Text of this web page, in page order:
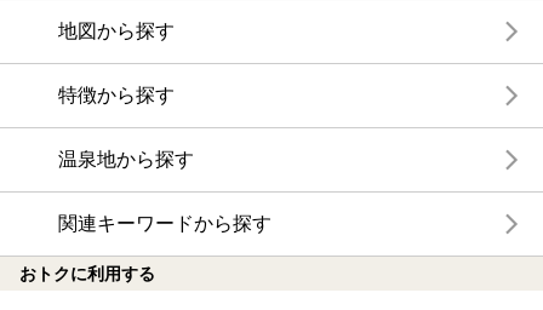
地図から探す
特徴から探す
温泉地から探す
関連キーワードから探す
おトクに利用する